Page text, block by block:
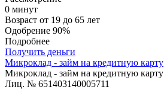
0 минут
Возраст от 19 до 65 лет
Одобрение 90%
Подробнее
Получить деньги
Микроклад - займ на кредитную карту
Микроклад - займ на кредитную карту
Лиц. № 651403140005711